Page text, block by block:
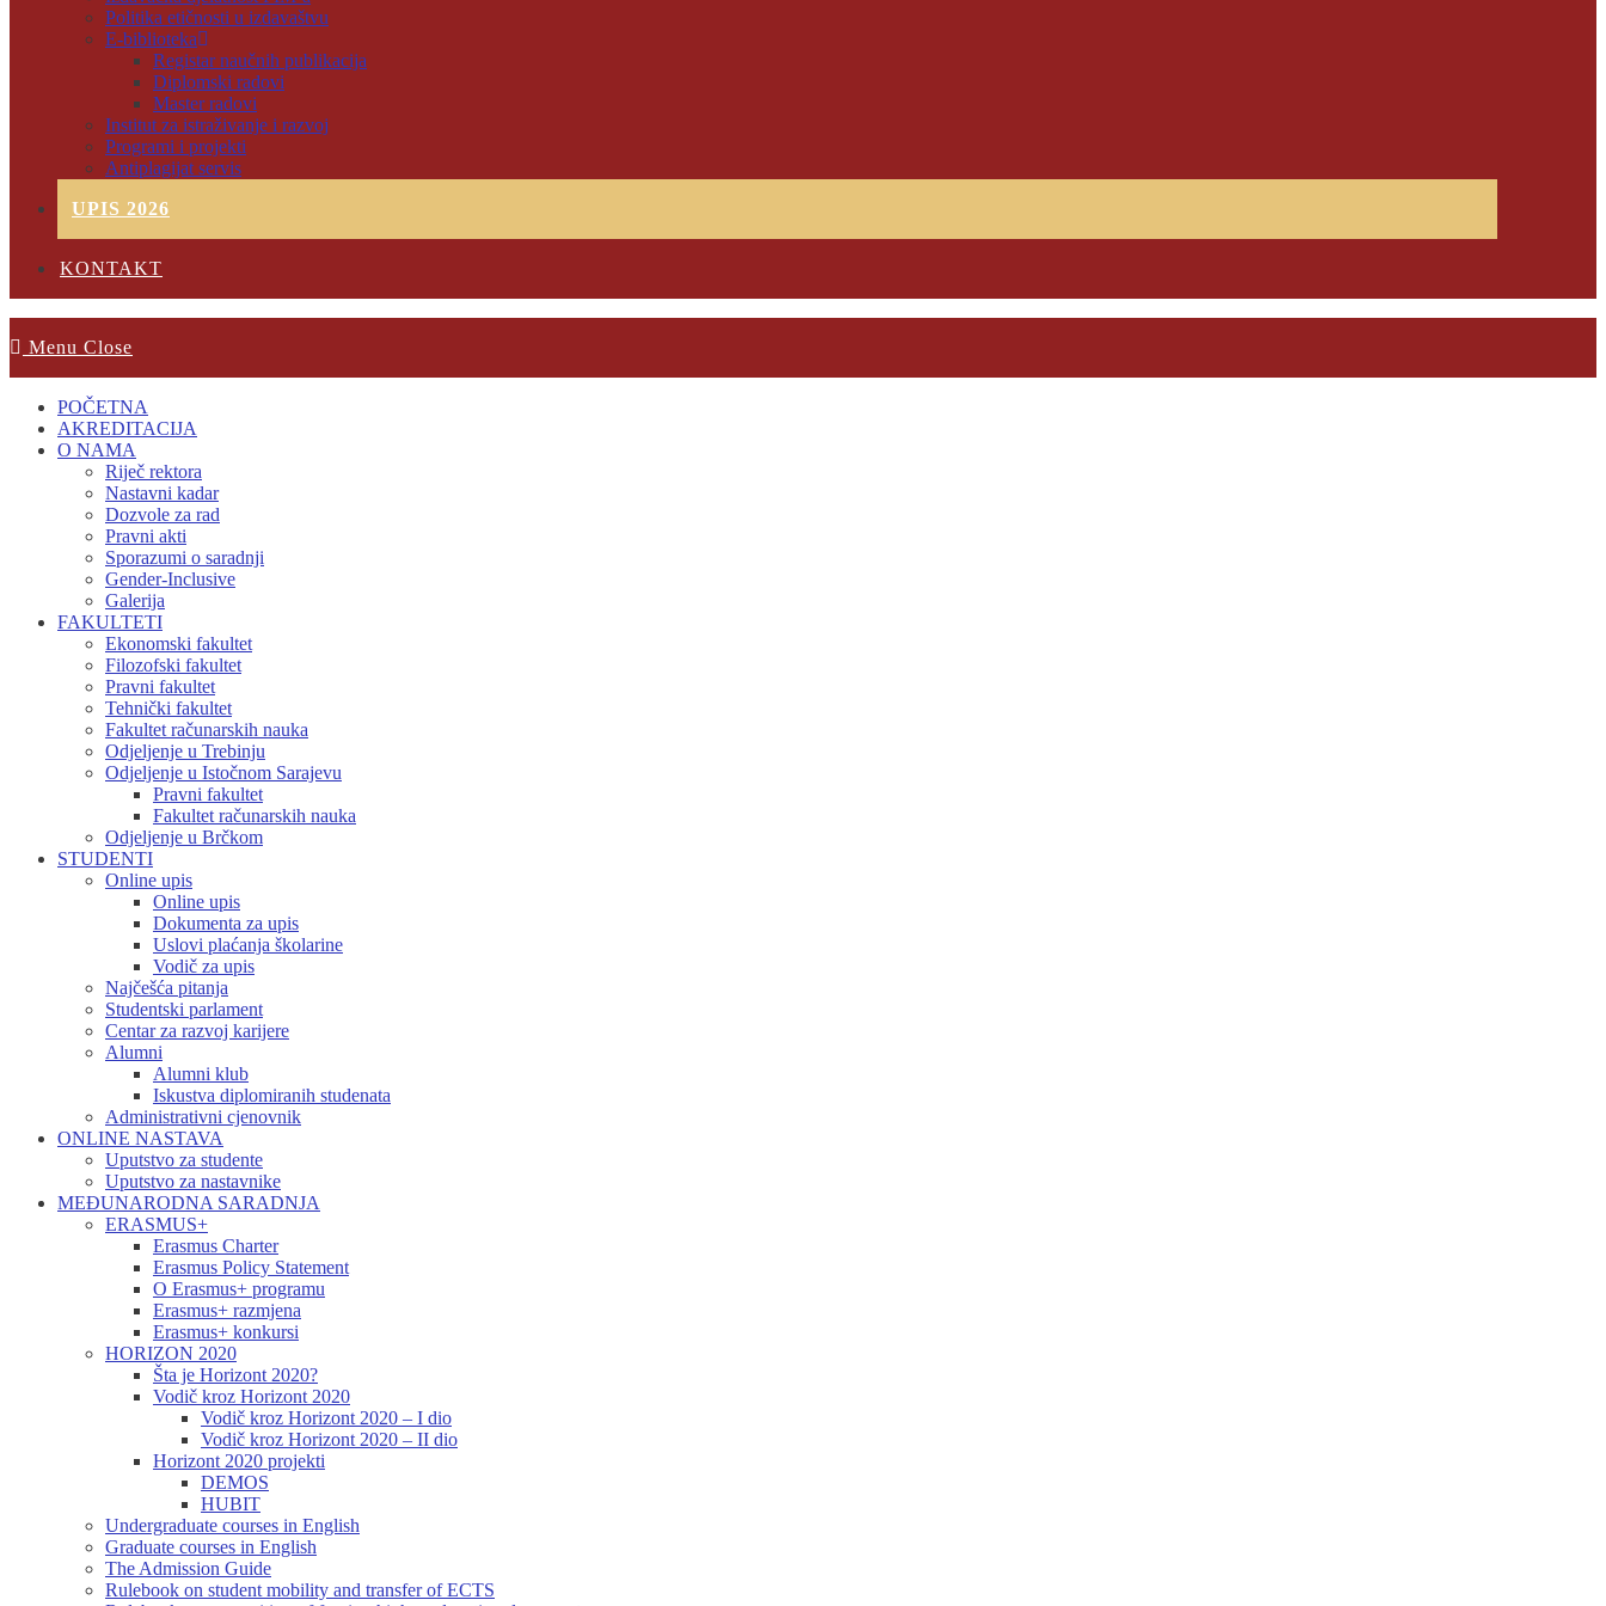
Politika etičnosti u izdavaštvu
E-biblioteka
Registar naučnih publikacija
Diplomski radovi
Master radovi
Institut za istraživanje i razvoj
Programi i projekti
Antiplagijat servis
UPIS 2026
KONTAKT
Menu Close
POČETNA
AKREDITACIJA
O NAMA
Riječ rektora
Nastavni kadar
Dozvole za rad
Pravni akti
Sporazumi o saradnji
Gender-Inclusive
Galerija
FAKULTETI
Ekonomski fakultet
Filozofski fakultet
Pravni fakultet
Tehnički fakultet
Fakultet računarskih nauka
Odjeljenje u Trebinju
Odjeljenje u Istočnom Sarajevu
Pravni fakultet
Fakultet računarskih nauka
Odjeljenje u Brčkom
STUDENTI
Online upis
Online upis
Dokumenta za upis
Uslovi plaćanja školarine
Vodič za upis
Najčešća pitanja
Studentski parlament
Centar za razvoj karijere
Alumni
Alumni klub
Iskustva diplomiranih studenata
Administrativni cjenovnik
ONLINE NASTAVA
Uputstvo za studente
Uputstvo za nastavnike
MEĐUNARODNA SARADNJA
ERASMUS+
Erasmus Charter
Erasmus Policy Statement
O Erasmus+ programu
Erasmus+ razmjena
Erasmus+ konkursi
HORIZON 2020
Šta je Horizont 2020?
Vodič kroz Horizont 2020
Vodič kroz Horizont 2020 – I dio
Vodič kroz Horizont 2020 – II dio
Horizont 2020 projekti
DEMOS
HUBIT
Undergraduate courses in English
Graduate courses in English
The Admission Guide
Rulebook on student mobility and transfer of ECTS